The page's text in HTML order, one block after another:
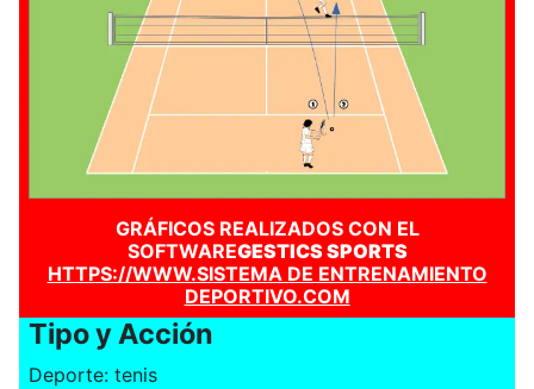
GRÁFICOS REALIZADOS CON EL
SOFTWAREGESTICS SPORTS
HTTPS://WWW.SISTEMA DE ENTRENAMIENTO
DEPORTIVO.COM
Tipo y Acción
Deporte: tenis